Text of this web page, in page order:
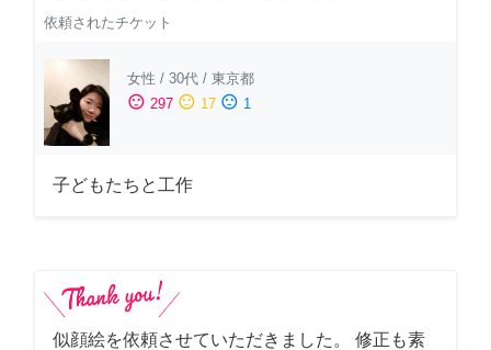
依頼されたチケット
女性 / 30代 / 東京都
sentiment_satisfied 297 sentiment_neutral 17 sentiment_dissatisfied 1
子どもたちと工作
似顔絵を依頼させていただきました。 修正も素